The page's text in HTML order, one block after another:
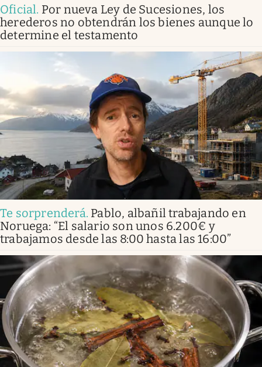
Oficial. Por nueva Ley de Sucesiones, los
herederos no obtendrán los bienes aunque lo
determine el testamento
Te sorprenderá. Pablo, albañil trabajando en
Noruega: “El salario son unos 6.200€ y
trabajamos desde las 8:00 hasta las 16:00”